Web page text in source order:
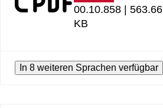
00.10.858 | 563.66
KB
In 8 weiteren Sprachen verfügbar